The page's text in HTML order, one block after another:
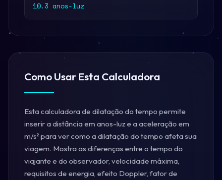
10.3 anos-luz
Como Usar Esta Calculadora
Esta calculadora de dilatação do tempo permite
inserir a distância em anos-luz e a aceleração em
m/s² para ver como a dilatação do tempo afeta sua
viagem. Mostra as diferenças entre o tempo do
viajante e do observador, velocidade máxima,
requisitos de energia, efeito Doppler, fator de